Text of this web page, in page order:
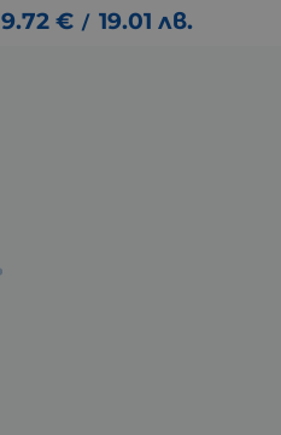
9.72 € / 19.01 лв.